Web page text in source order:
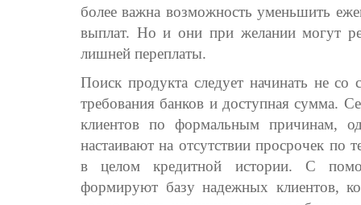
более важна возможность уменьшить
выплат. Но и они при желании могут
лишней переплаты.
Поиск продукта следует начинать не
требования банков и доступная сумма.
клиентов по формальным причинам,
настаивают на отсутствии просрочек по
в целом кредитной истории. С
формируют базу надежных клиентов,